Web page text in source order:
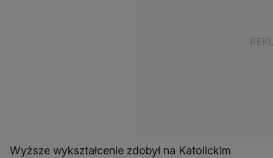
Wyższe wykształcenie zdobył na Katolickim